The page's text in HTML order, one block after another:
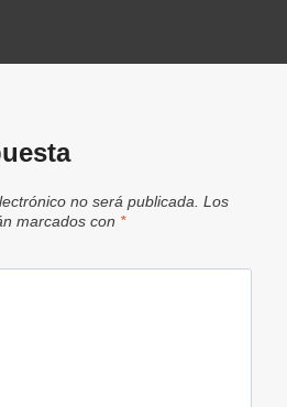
no será publicada. Los
marcados con *